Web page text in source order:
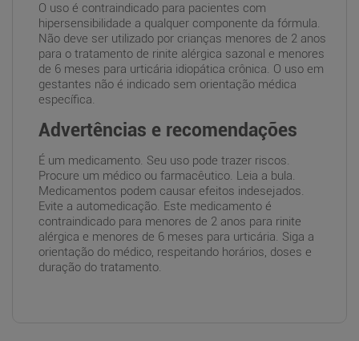
O uso é contraindicado para pacientes com
hipersensibilidade a qualquer componente da fórmula.
Não deve ser utilizado por crianças menores de 2 anos
para o tratamento de rinite alérgica sazonal e menores
de 6 meses para urticária idiopática crônica. O uso em
gestantes não é indicado sem orientação médica
específica.
Advertências e recomendações
É um medicamento. Seu uso pode trazer riscos.
Procure um médico ou farmacêutico. Leia a bula.
Medicamentos podem causar efeitos indesejados.
Evite a automedicação. Este medicamento é
contraindicado para menores de 2 anos para rinite
alérgica e menores de 6 meses para urticária. Siga a
orientação do médico, respeitando horários, doses e
duração do tratamento.